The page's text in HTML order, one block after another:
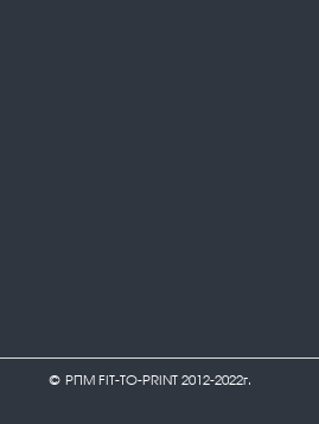
© РПМ FIT-TO-PRINT 2012-2022г.